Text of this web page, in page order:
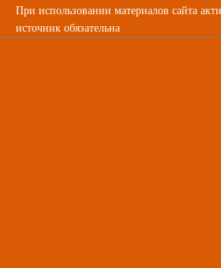
При использовании материалов сайта
источник обязательна